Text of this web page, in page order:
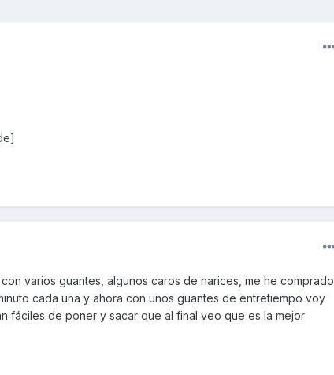
varios guantes, algunos caros de narices, me he comprado
cada una y ahora con unos guantes de entretiempo voy
fáciles de poner y sacar que al final veo que es la mejor